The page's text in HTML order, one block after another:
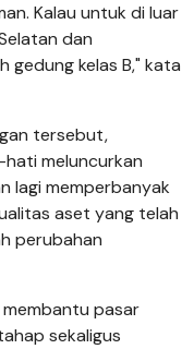
Kalau untuk di luar
dan
gedung kelas B," kata
tersebut,
meluncurkan
lagi memperbanyak
aset yang telah
perubahan
pasar
sekaligus